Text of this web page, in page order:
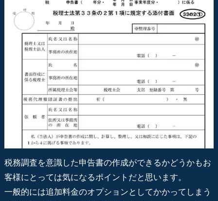
税務調査を意識した申告書の作成ができるかどうかもお
客様にとっては気になるポイントだと思います。
一般的には追加料金のオプションとしてかかってしまう